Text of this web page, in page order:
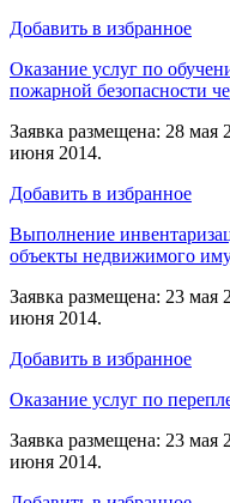
Добавить в избранное
Оказание услуг по
пожарной безопасности
Заявка размещена: 28 мая
июня 2014.
Добавить в избранное
Выполнение
объекты недвижимого
Заявка размещена: 23 мая
июня 2014.
Добавить в избранное
Оказание услуг по
Заявка размещена: 23 мая
июня 2014.